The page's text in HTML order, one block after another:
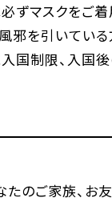
ずマスクをご着
邪を引いてい
入国制限、入国
のご家族、お